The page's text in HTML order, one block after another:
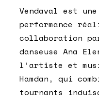
Vendaval est
performance
collaboration
danseuse Ana
l’artiste et
Hamdan, qui
tournants